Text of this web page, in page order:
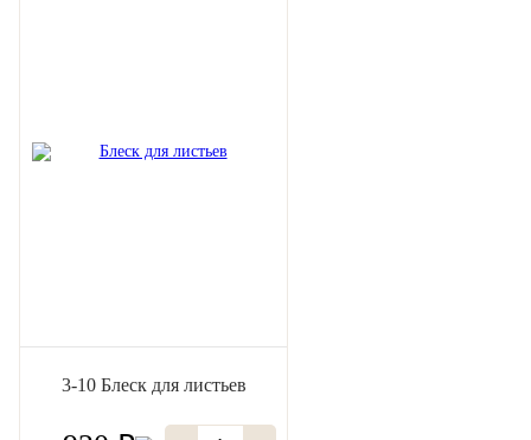
3-10 Блеск для листьев